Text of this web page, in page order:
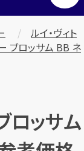
ルイ・ヴィト
ブロッサム BB ネ
ロッサム